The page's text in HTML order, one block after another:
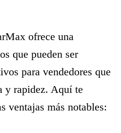
ofrece una
que pueden ser
para vendedores que
y rapidez. Aquí te
ventajas más notables: